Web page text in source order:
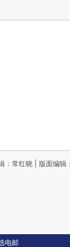
：常红晓 | 版面编辑
电邮